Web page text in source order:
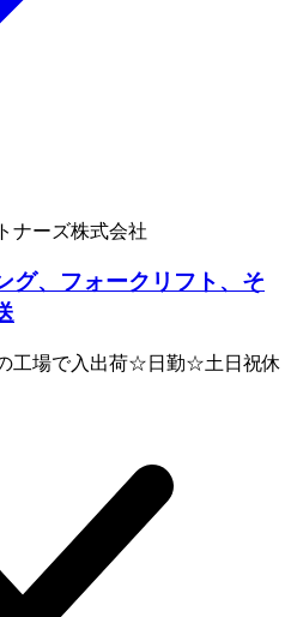
ナーズ株式会社
グ、フォークリフト、そ
工場で入出荷☆日勤☆土日祝休